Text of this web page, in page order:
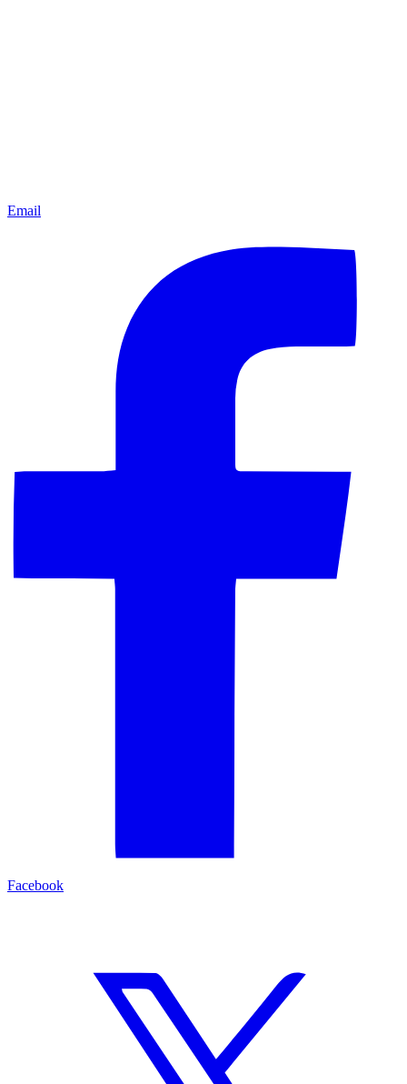
Email
Facebook